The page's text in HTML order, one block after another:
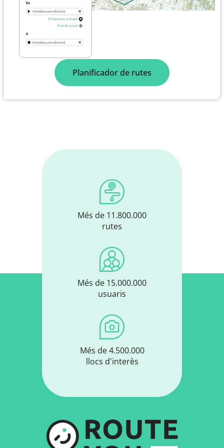
Planificador de rutes
Més de 11.800.000
rutes
Més de 15.000.000
usuaris
Més de 4.500.000
llocs d'interès